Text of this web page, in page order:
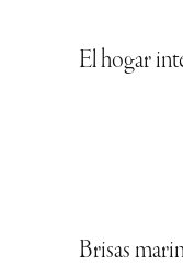
El hogar
Brisas